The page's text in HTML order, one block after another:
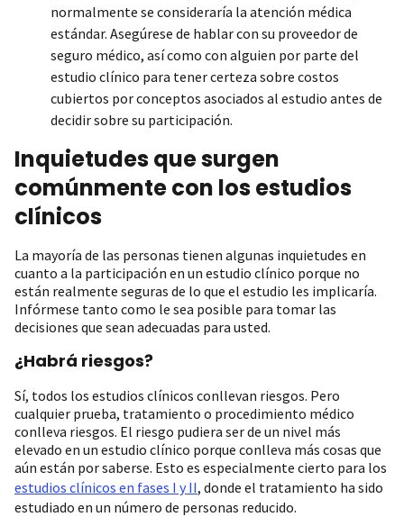
normalmente se consideraría la atención médica
estándar. Asegúrese de hablar con su proveedor de
seguro médico, así como con alguien por parte del
estudio clínico para tener certeza sobre costos
cubiertos por conceptos asociados al estudio antes de
decidir sobre su participación.
Inquietudes que surgen
comúnmente con los estudios
clínicos
La mayoría de las personas tienen algunas inquietudes en
cuanto a la participación en un estudio clínico porque no
están realmente seguras de lo que el estudio les implicaría.
Infórmese tanto como le sea posible para tomar las
decisiones que sean adecuadas para usted.
¿Habrá riesgos?
Sí, todos los estudios clínicos conllevan riesgos. Pero
cualquier prueba, tratamiento o procedimiento médico
conlleva riesgos. El riesgo pudiera ser de un nivel más
elevado en un estudio clínico porque conlleva más cosas que
aún están por saberse. Esto es especialmente cierto para los
estudios clínicos en fases I y II, donde el tratamiento ha sido
estudiado en un número de personas reducido.